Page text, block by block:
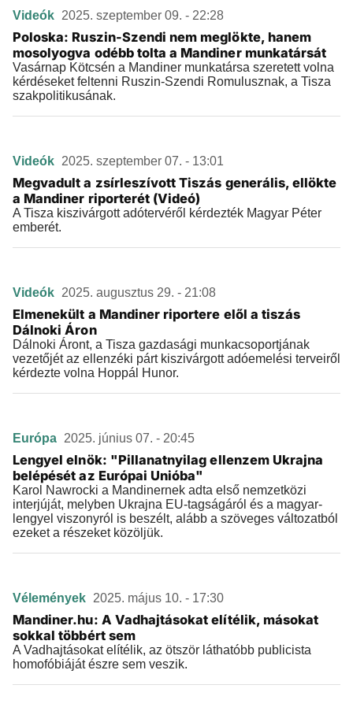
Videók 2025. szeptember 09. - 22:28
Poloska: Ruszin-Szendi nem meglökte, hanem
mosolyogva odébb tolta a Mandiner munkatársát
Vasárnap Kötcsén a Mandiner munkatársa szeretett volna
kérdéseket feltenni Ruszin-Szendi Romulusznak, a Tisza
szakpolitikusának.
Videók 2025. szeptember 07. - 13:01
Megvadult a zsírleszívott Tiszás generális, ellökte
a Mandiner riporterét (Videó)
A Tisza kiszivárgott adótervéről kérdezték Magyar Péter
emberét.
Videók 2025. augusztus 29. - 21:08
Elmenekült a Mandiner riportere elől a tiszás
Dálnoki Áron
Dálnoki Áront, a Tisza gazdasági munkacsoportjának
vezetőjét az ellenzéki párt kiszivárgott adóemelési terveiről
kérdezte volna Hoppál Hunor.
Európa 2025. június 07. - 20:45
Lengyel elnök: "Pillanatnyilag ellenzem Ukrajna
belépését az Európai Unióba"
Karol Nawrocki a Mandinernek adta első nemzetközi
interjúját, melyben Ukrajna EU-tagságáról és a magyar-
lengyel viszonyról is beszélt, alább a szöveges változatból
ezeket a részeket közöljük.
Vélemények 2025. május 10. - 17:30
Mandiner.hu: A Vadhajtásokat elítélik, másokat
sokkal többért sem
A Vadhajtásokat elítélik, az ötször láthatóbb publicista
homofóbiáját észre sem veszik.